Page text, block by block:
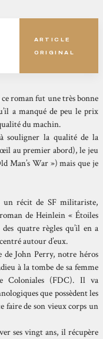
ARTICLE
ORIGINAL
ce roman fut une très bonne
a manqué de peu le prix
du machin.
souligner la qualité de la
au premier abord), le jeu
Man’s War ») mais que je
récit de SF militariste,
de Heinlein « Étoiles
quatre règles qu’il en a
autour d’eux.
de John Perry, notre héros
à la tombe de sa femme
Coloniales (FDC). Il va
que possèdent les
faire de son vieux corps un
ses vingt ans, il récupère